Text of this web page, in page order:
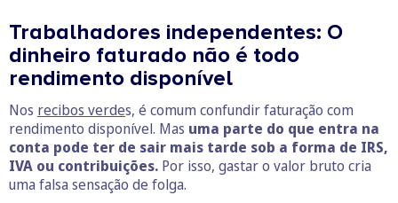
Trabalhadores independentes: O
dinheiro faturado não é todo
rendimento disponível
Nos recibos verdes, é comum confundir faturação com
rendimento disponível. Mas uma parte do que entra na
conta pode ter de sair mais tarde sob a forma de IRS,
IVA ou contribuições. Por isso, gastar o valor bruto cria
uma falsa sensação de folga.